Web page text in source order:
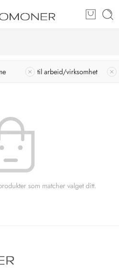
til arbeid/virksomhet
som matcher valget ditt.